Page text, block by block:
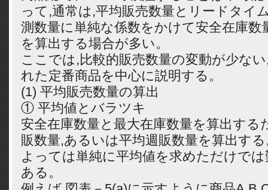
って,通常は,平均販売数量とリードタイ
測数量に単純な係数をかけて安全在庫数
を算出する場合が多い。
ここでは,比較的販売数量の変動が少な
れた定番商品を中心に説明する。
(1) 平均販売数量の算出
① 平均値とバラツキ
安全在庫数量と最大在庫数量を算出する
販数量,あるいは平均週販数量を算出す
よっては単純に平均値を求めただけで
ある。